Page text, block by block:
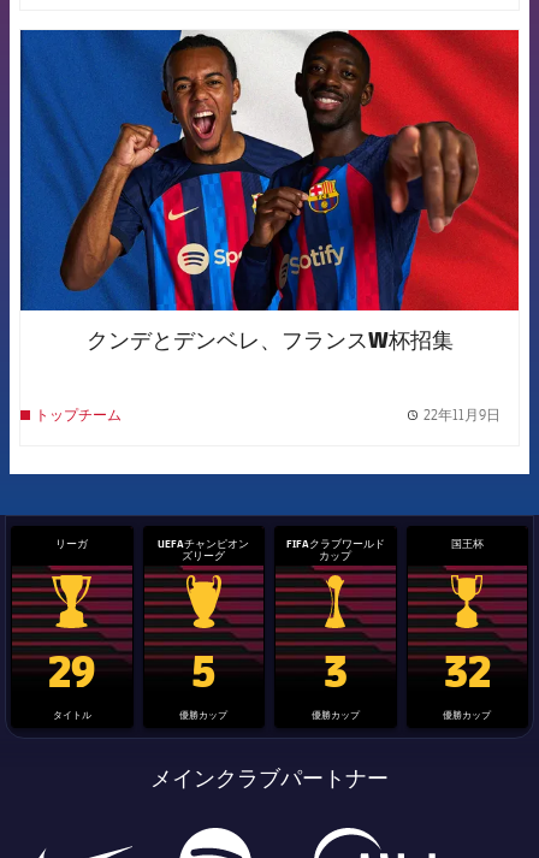
FCB Barcelona badge
クンデとデンベレ、フランスW杯招集
トップチーム 22年11月9日
リーガ
La Liga trophy
29
タイトル
UEFAチャンピオン
ズリーグ
Champions League trophy
5
優勝カップ
FIFAクラブワールド
カップ
label.aria.clubworldcup
3
優勝カップ
国王杯
国王杯
32
優勝カップ
メインクラブパートナー